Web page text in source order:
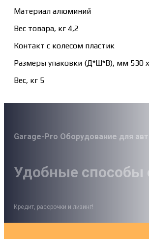
Материал алюминий
Вес товара, кг 4,2
Контакт с колесом пластик
Размеры упаковки (Д*Ш*В), мм 530
Вес, кг 5
Garage-Pro Оборудование для
Удобные способы
Кредит, рассрочки и лизинг!